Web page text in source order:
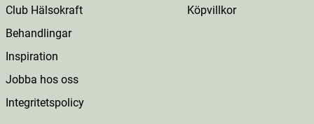
Club Hälsokraft
Behandlingar
Inspiration
Jobba hos oss
Integritetspolicy
Köpvillkor